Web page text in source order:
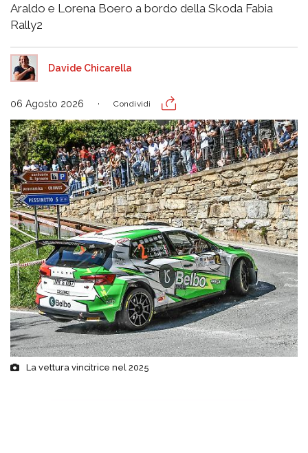
Araldo e Lorena Boero a bordo della Skoda Fabia
Rally2
Davide Chicarella
06 Agosto 2026 Condividi
La vettura vincitrice nel 2025